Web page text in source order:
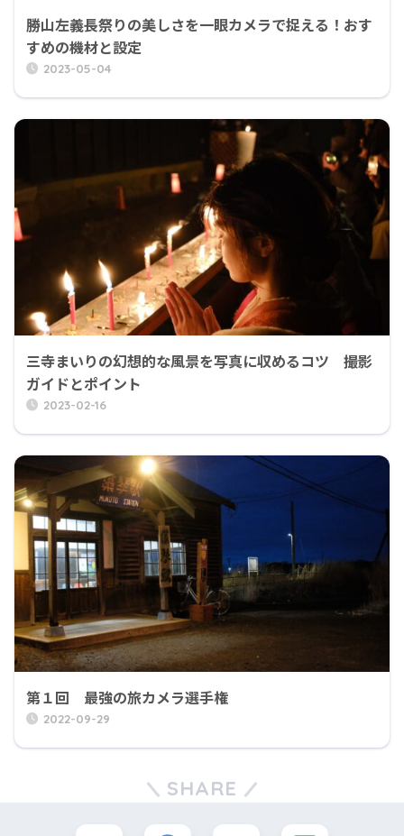
勝山左義長祭りの美しさを一眼カメラで捉える！おす
すめの機材と設定
2023-05-04
三寺まいりの幻想的な風景を写真に収めるコツ 撮影
ガイドとポイント
2023-02-16
第１回 最強の旅カメラ選手権
2022-09-29
SHARE